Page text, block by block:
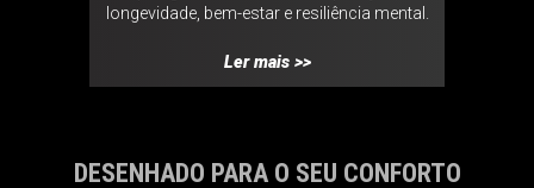
longevidade, bem-estar e resiliência mental.
Ler mais >>
DESENHADO PARA O SEU CONFORTO